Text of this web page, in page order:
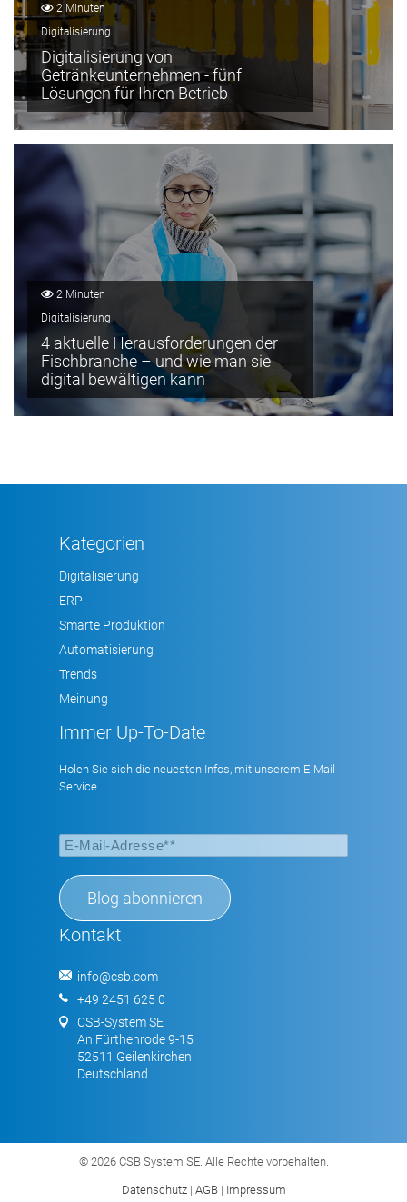
2 Minuten
Digitalisierung
Digitalisierung von
Getränkeunternehmen - fünf
Lösungen für Ihren Betrieb
2 Minuten
Digitalisierung
4 aktuelle Herausforderungen der
Fischbranche – und wie man sie
digital bewältigen kann
Kategorien
Digitalisierung
ERP
Smarte Produktion
Automatisierung
Trends
Meinung
Immer Up-To-Date
Holen Sie sich die neuesten Infos, mit unserem E-Mail-
Service
Kontakt
info@csb.com
+49 2451 625 0
CSB-System SE
An Fürthenrode 9-15
52511 Geilenkirchen
Deutschland
© 2026 CSB System SE. Alle Rechte vorbehalten.
Datenschutz| AGB| Impressum